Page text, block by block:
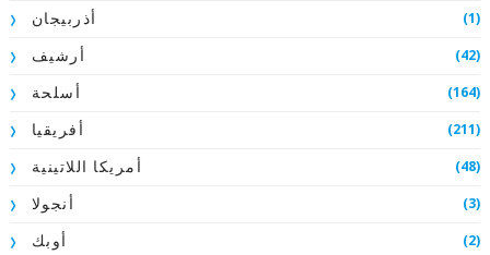
أذربيجان (1)
أرشيف (42)
أسلحة (164)
أفريقيا (211)
أمريكا اللاتينية (48)
أنجولا (3)
أوبك (2)